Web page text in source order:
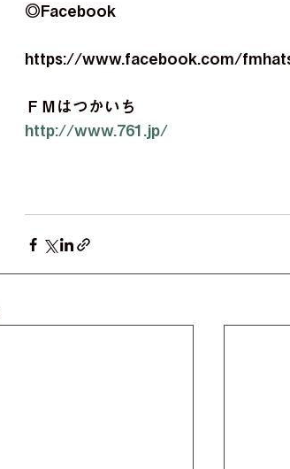
◎Facebook
https://www.facebook.com/
ＦＭはつかいち
http://www.761.jp/